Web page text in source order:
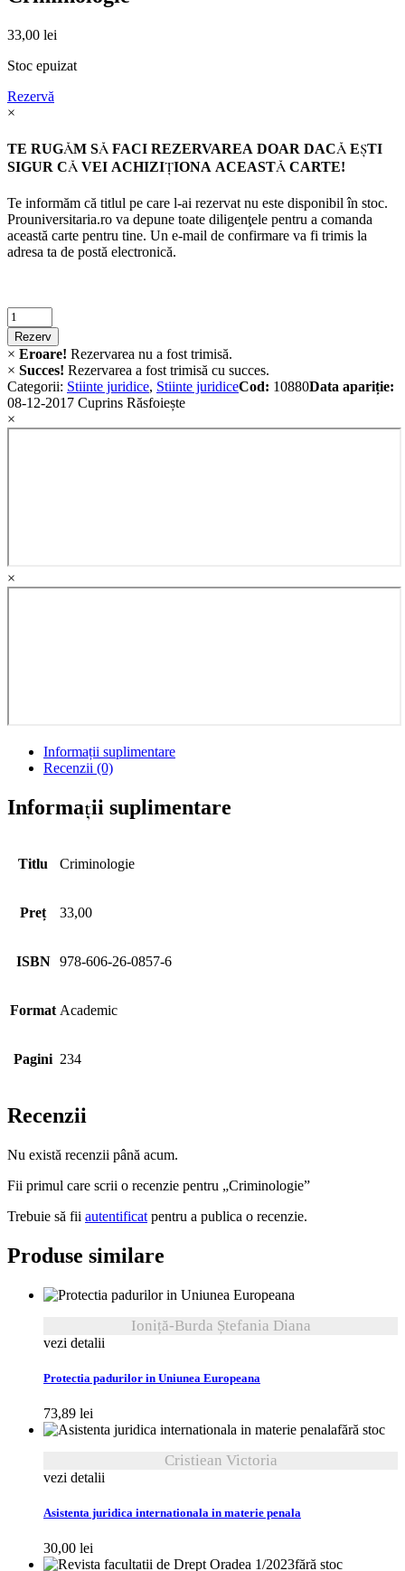
33,00 lei
Stoc epuizat
Rezervă
×
TE RUGĂM SĂ FACI REZERVAREA DOAR DACĂ EŞTI
SIGUR CĂ VEI ACHIZIŢIONA ACEASTĂ CARTE!
Te informăm că titlul pe care l-ai rezervat nu este disponibil în stoc.
Prouniversitaria.ro va depune toate diligenţele pentru a comanda
această carte pentru tine. Un e-mail de confirmare va fi trimis la
adresa ta de postă electronică.
Criminalistica
quantity
Rezerv
× Eroare! Rezervarea nu a fost trimisă.
× Succes! Rezervarea a fost trimisă cu succes.
Categorii: Stiinte juridice, Stiinte juridiceCod: 10880Data apariție:
08-12-2017 Cuprins Răsfoiește
×
×
Informații suplimentare
Recenzii (0)
Informații suplimentare
Titlu Criminologie
Preț 33,00
ISBN 978-606-26-0857-6
Format Academic
Pagini 234
Recenzii
Nu există recenzii până acum.
Fii primul care scrii o recenzie pentru „Criminologie”
Trebuie să fii autentificat pentru a publica o recenzie.
Produse similare
Ioniță-Burda Ștefania Diana
vezi detalii
Protectia padurilor in Uniunea Europeana
73,89 lei
fără stoc
Cristiean Victoria
vezi detalii
Asistenta juridica internationala in materie penala
30,00 lei
fără stoc